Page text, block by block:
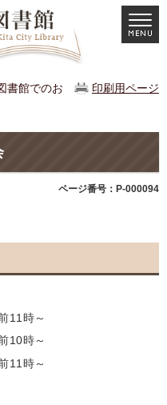
印刷用ページ
書館でのお
ページ番号：P-000094
11時～
10時～
11時～